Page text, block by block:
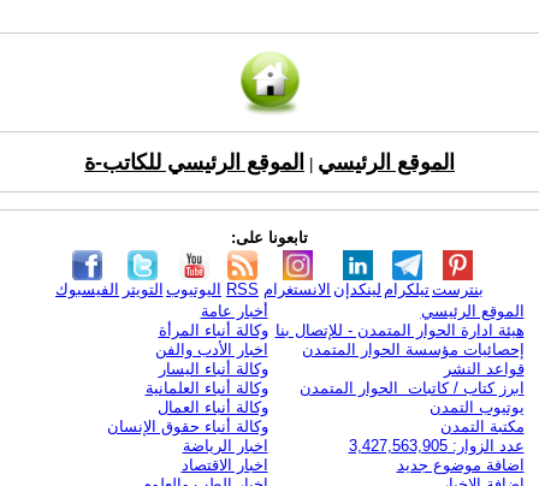
الموقع الرئيسي الموقع الرئيسي للكاتب-ة
تابعونا على:
الفيسبوك التويتر اليوتيوب RSS الانستغرام لينكدإن تيلكرامبنترست
الموقع الرئيسي
هيئة ادارة الحوار المتمدن - للإتصال بنا
إحصائيات مؤسسة الحوار المتمدن
قواعد النشر
ابرز كتاب / كاتبات الحوار المتمدن
يوتيوب التمدن
مكتبة التمدن
عدد الزوار: 3,427,563,905
اضافة موضوع جديد
أخبار عامة
وكالة أنباء المرأة
اخبار الأدب والفن
وكالة أنباء اليسار
وكالة أنباء العلمانية
وكالة أنباء العمال
وكالة أنباء حقوق الإنسان
اخبار الرياضة
اخبار الاقتصاد